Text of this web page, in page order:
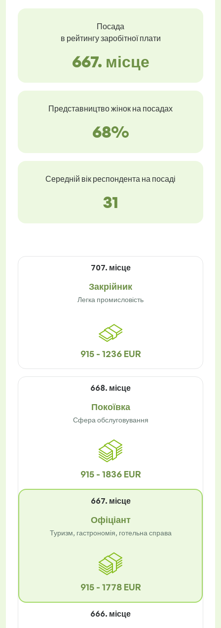
Посада
в рейтингу заробітної плати
667. місце
Представництво жінок на посадах
68%
Середній вік респондента на посаді
31
707. місце
Закрійник
Легка промисловість
915 - 1236 EUR
668. місце
Покоївка
Сфера обслуговування
915 - 1836 EUR
667. місце
Офіціант
Туризм, гастрономія, готельна справа
915 - 1778 EUR
666. місце